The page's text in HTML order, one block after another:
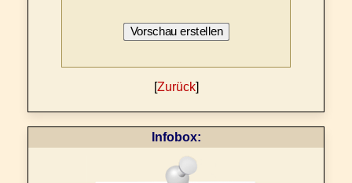
[Zurück]
Infobox: